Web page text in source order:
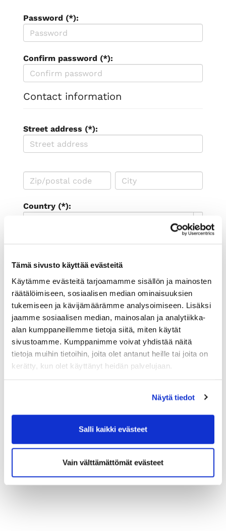
Tämä sivusto käyttää evästeitä
Käytämme evästeitä tarjoamamme sisällön ja mainosten
räätälöimiseen, sosiaalisen median ominaisuuksien
tukemiseen ja kävijämäärämme analysoimiseen. Lisäksi
jaamme sosiaalisen median, mainosalan ja analytiikka-
alan kumppaneillemme tietoja siitä, miten käytät
sivustoamme. Kumppanimme voivat yhdistää näitä
tietoja muihin tietoihin, joita olet antanut heille tai joita on
kerätty, kun olet käyttänyt heidän palvelujaan.
Näytä tiedot
Salli kaikki evästeet
Vain välttämättömät evästeet
Password (*):
Confirm password (*):
Contact information
Street address (*):
Country (*):
I'd like to receive the Rauman
kauppakamari newsletter
I accept the terms of use (*)
(*) Information is mandatory